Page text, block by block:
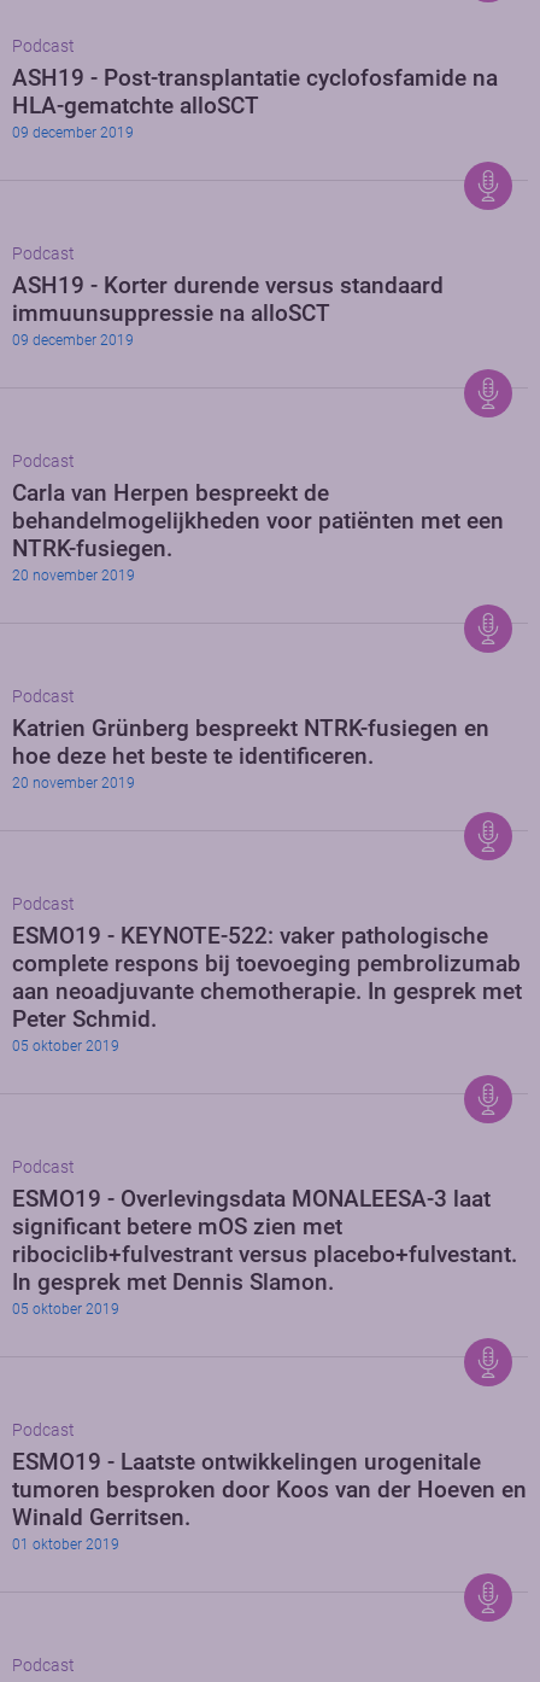
Podcast
ASH19 - Post-transplantatie cyclofosfamide na
HLA-gematchte alloSCT
09 december 2019
Podcast
ASH19 - Korter durende versus standaard
immuunsuppressie na alloSCT
09 december 2019
Podcast
Carla van Herpen bespreekt de
behandelmogelijkheden voor patiënten met een
NTRK-fusiegen.
20 november 2019
Podcast
Katrien Grünberg bespreekt NTRK-fusiegen en
hoe deze het beste te identificeren.
20 november 2019
Podcast
ESMO19 - KEYNOTE-522: vaker pathologische
complete respons bij toevoeging pembrolizumab
aan neoadjuvante chemotherapie. In gesprek met
Peter Schmid.
05 oktober 2019
Podcast
ESMO19 - Overlevingsdata MONALEESA-3 laat
significant betere mOS zien met
ribociclib+fulvestrant versus placebo+fulvestant.
In gesprek met Dennis Slamon.
05 oktober 2019
Podcast
ESMO19 - Laatste ontwikkelingen urogenitale
tumoren besproken door Koos van der Hoeven en
Winald Gerritsen.
01 oktober 2019
Podcast